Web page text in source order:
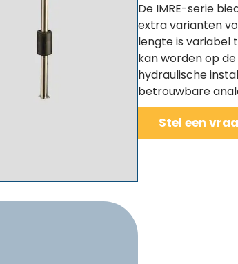
De IMRE-serie
extra varianten
lengte is variabel
kan worden op
hydraulische
betrouwbare
Stel een